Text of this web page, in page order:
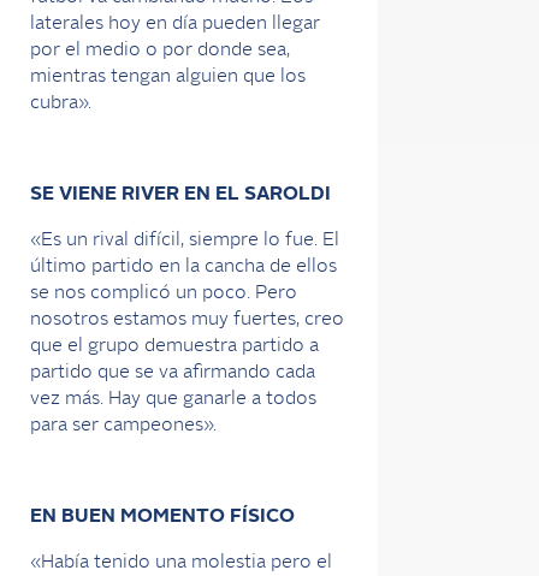
laterales hoy en día pueden llegar
por el medio o por donde sea,
mientras tengan alguien que los
cubra».
SE VIENE RIVER EN EL SAROLDI
«Es un rival difícil, siempre lo fue. El
último partido en la cancha de ellos
se nos complicó un poco. Pero
nosotros estamos muy fuertes, creo
que el grupo demuestra partido a
partido que se va afirmando cada
vez más. Hay que ganarle a todos
para ser campeones».
EN BUEN MOMENTO FÍSICO
«Había tenido una molestia pero el